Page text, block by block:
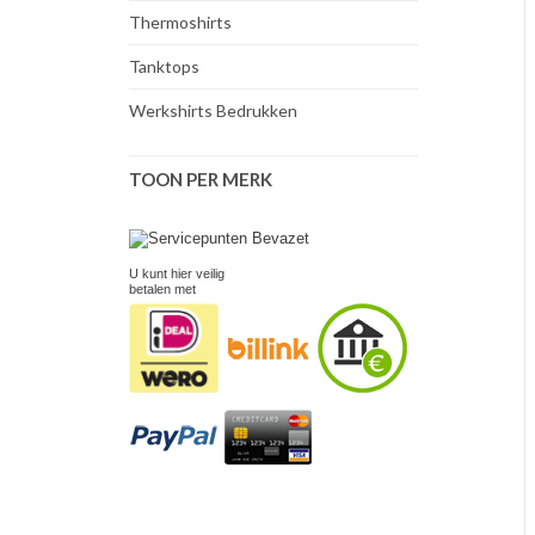
Thermoshirts
Tanktops
Werkshirts Bedrukken
TOON PER MERK
U kunt hier veilig
betalen met